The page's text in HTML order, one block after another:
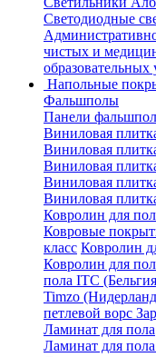
Светодиодные
чистых и
Напольные
Фальшполы
Панели
Виниловая
Виниловая
Виниловая
Виниловая
Виниловая
Ковролин для
Ковровые
класс Ковролин
Ковролин для
пола ITC
Timzo
петлевой ворс
Ламинат для пола
Ламинат для